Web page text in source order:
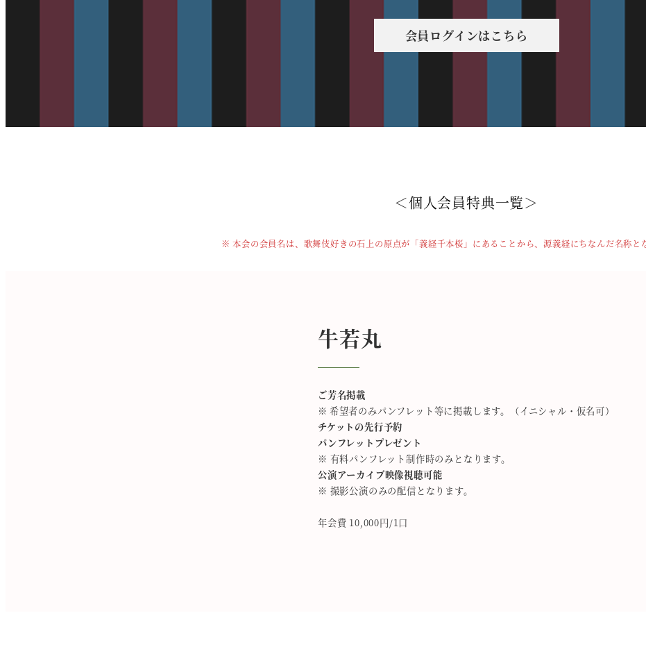
会員ログインはこちら
＜個人会員特典一覧＞
※ 本会の会員名は、歌舞伎好きの石上の原点が「義経千本桜」にあることから、源義経にちなんだ名称と
牛若丸
ご芳名掲載
​※ 希望者のみパンフレット等に掲載します。（イニシャル・仮名可）
チケットの先行予約
パンフレットプレゼント
※ 有料パンフレット制作時のみとなります。
公演アーカイブ映像視聴可能
※ 撮影公演のみの配信となります。
​年会費 10,000円/1口